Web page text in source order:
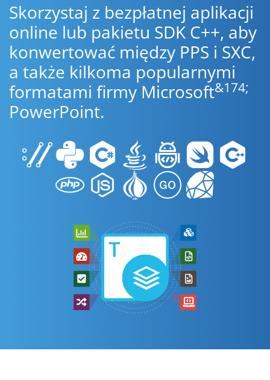
Skorzystaj z bezpłatnej aplikacji
online lub pakietu SDK C++, aby
konwertować między PPS i SXC,
a także kilkoma popularnymi
formatami firmy Microsoft&174;
PowerPoint.